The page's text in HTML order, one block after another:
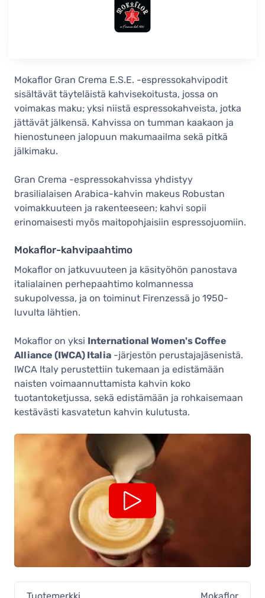
Mokaflor Gran Crema E.S.E. -espressokahvipodit
sisältävät täyteläistä kahvisekoitusta, jossa on
voimakas maku; yksi niistä espressokahveista, jotka
jättävät jälkensä. Kahvissa on tumman kaakaon ja
hienostuneen jalopuun makumaailma sekä pitkä
jälkimaku.
Gran Crema -espressokahvissa yhdistyy
brasilialaisen Arabica-kahvin makeus Robustan
voimakkuuteen ja rakenteeseen; kahvi sopii
erinomaisesti myös maitopohjaisiin espressojuomiin.
Mokaflor-kahvipaahtimo
Mokaflor on jatkuvuuteen ja käsityöhön panostava
italialainen perhepaahtimo kolmannessa
sukupolvessa, ja on toiminut Firenzessä jo 1950-
luvulta lähtien.
Mokaflor on yksi International Women's Coffee
Alliance (IWCA) Italia -järjestön perustajajäsenistä.
IWCA Italy perustettiin tukemaan ja edistämään
naisten voimaannuttamista kahvin koko
tuotantoketjussa, sekä edistämään ja rohkaisemaan
kestävästi kasvatetun kahvin kulutusta.